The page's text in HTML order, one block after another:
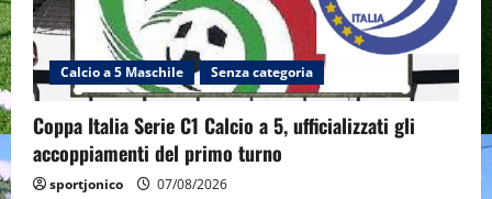
Calcio a 5 Maschile Senza categoria
Coppa Italia Serie C1 Calcio a 5, ufficializzati gli
accoppiamenti del primo turno
sportjonico 07/08/2026